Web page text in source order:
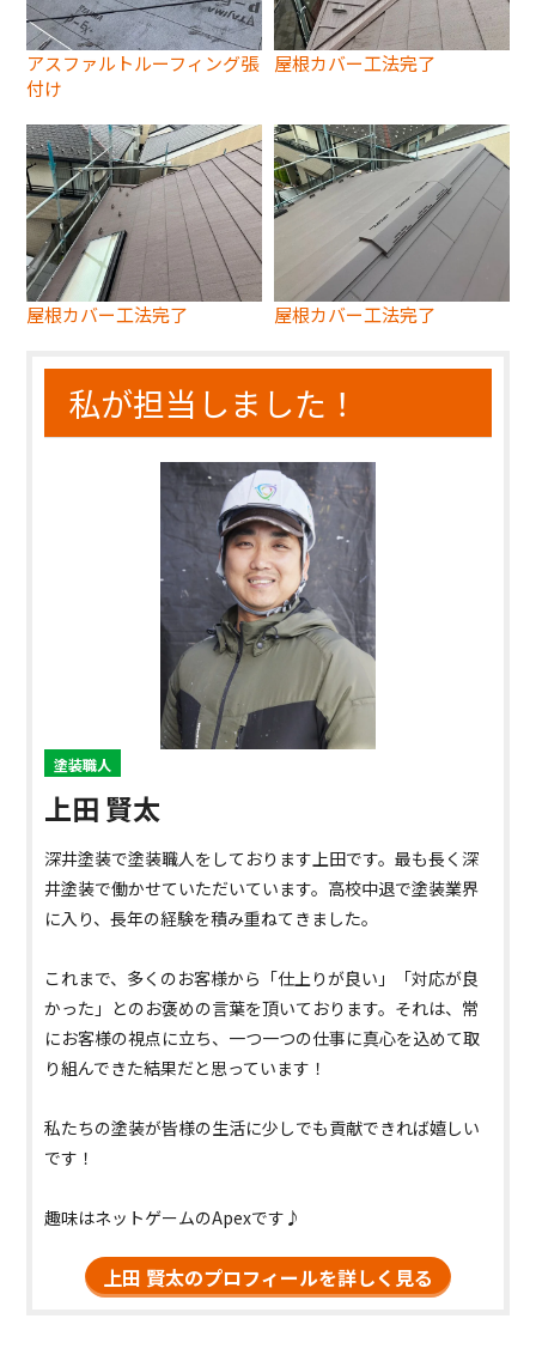
アスファルトルーフィング張
付け
屋根カバー工法完了
屋根カバー工法完了 屋根カバー工法完了
私が担当しました！
塗装職人
上田 賢太
深井塗装で塗装職人をしております上田です。最も長く深
井塗装で働かせていただいています。高校中退で塗装業界
に入り、長年の経験を積み重ねてきました。
これまで、多くのお客様から「仕上りが良い」「対応が良
かった」とのお褒めの言葉を頂いております。それは、常
にお客様の視点に立ち、一つ一つの仕事に真心を込めて取
り組んできた結果だと思っています！
私たちの塗装が皆様の生活に少しでも貢献できれば嬉しい
です！
趣味はネットゲームのApexです♪
上田 賢太のプロフィールを詳しく見る